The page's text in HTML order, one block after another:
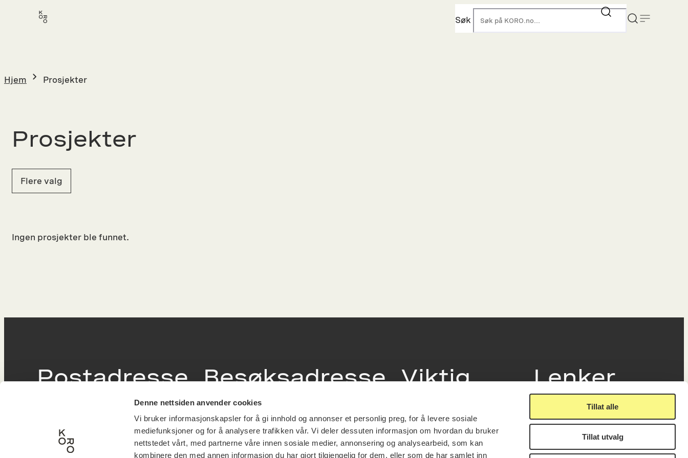
Denne nettsiden anvender cookies
Vi bruker informasjonskapsler for å gi innhold og annonser et personlig preg, for å levere sosiale
mediefunksjoner og for å analysere trafikken vår. Vi deler dessuten informasjon om hvordan du bruker
nettstedet vårt, med partnerne våre innen sosiale medier, annonsering og analysearbeid, som kan
kombinere den med annen informasjon du har gjort tilgjengelig for dem, eller som de har samlet inn
Tillat alle
Tillat utvalg
Søk
Hjem Prosjekter
Prosjekter
Flere valg
Ingen prosjekter ble funnet.
Postadresse
St. Olavs plass
0130 Oslo
Besøksadresse
Victoria Terrasse 11
inngang Løkkeveien,
0251 Oslo
Viktig
Utbetaling og fakturering
Personvernerklæring
Lenker
Nyhetsbrev
Offentlig postjournal
KORO på Digitalt Museum